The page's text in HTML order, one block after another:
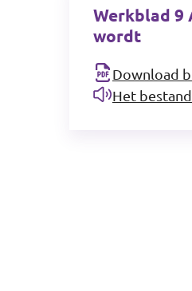
Werkblad 9
wordt
Download
Het